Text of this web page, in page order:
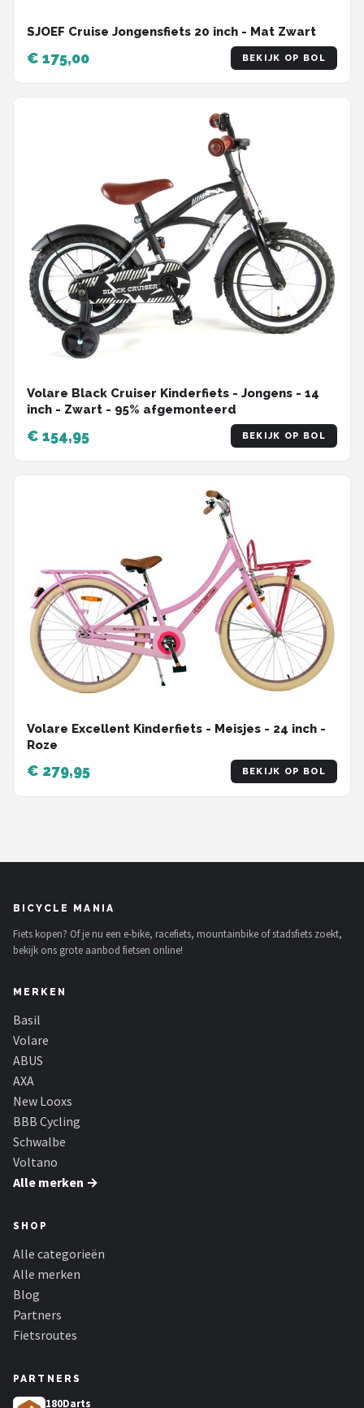
SJOEF Cruise Jongensfiets 20 inch - Mat Zwart
€ 175,00 BEKIJK OP BOL
Volare Black Cruiser Kinderfiets - Jongens - 14
inch - Zwart - 95% afgemonteerd
€ 154,95 BEKIJK OP BOL
Volare Excellent Kinderfiets - Meisjes - 24 inch -
Roze
€ 279,95 BEKIJK OP BOL
BICYCLE MANIA
Fiets kopen? Of je nu een e-bike, racefiets, mountainbike of stadsfiets zoekt,
bekijk ons grote aanbod fietsen online!
MERKEN
Basil
Volare
ABUS
AXA
New Looxs
BBB Cycling
Schwalbe
Voltano
Alle merken →
SHOP
Alle categorieën
Alle merken
Blog
Partners
Fietsroutes
PARTNERS
180Darts